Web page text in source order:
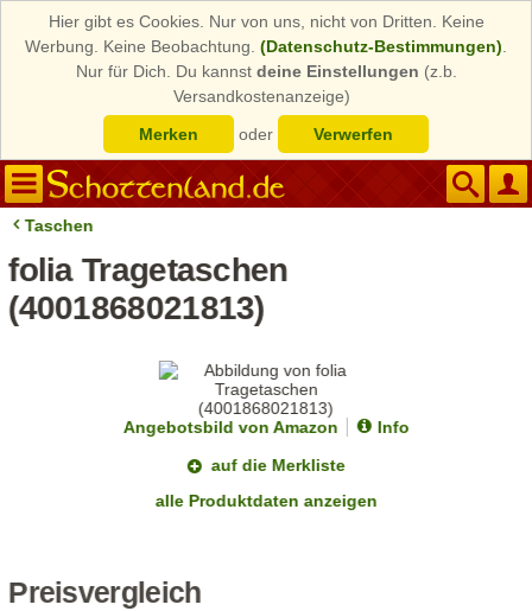
Hier gibt es Cookies. Nur von uns, nicht von Dritten. Keine
Werbung. Keine Beobachtung. (Datenschutz-Bestimmungen)
Nur für Dich. Du kannst deine Einstellungen (z.b.
Versandkostenanzeige)
Merken
oder Verwerfen
Taschen
folia Tragetaschen
(4001868021813)
Angebotsbild von Amazon
Info
auf die Merkliste
alle Produktdaten anzeigen
Preisvergleich